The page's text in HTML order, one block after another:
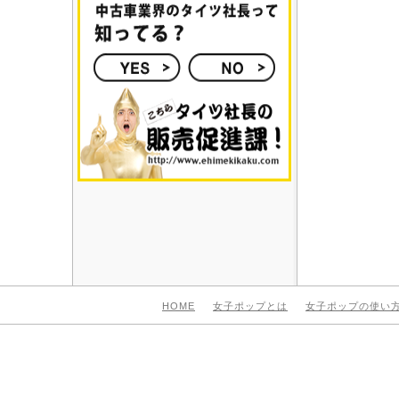
HOME 女子ポップとは 女子ポップの使い